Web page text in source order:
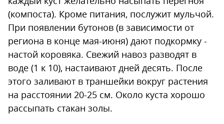
(компоста). Кроме питания, послужит мульчой.
При появлении бутонов (в зависимости от
региона в конце мая-июня) дают подкормку -
настой коровяка. Свежий навоз разводят в
воде (1 к 10), настаивают дней десять. После
этого заливают в траншейки вокруг растения
на расстоянии 20-25 см. Около куста хорошо
рассыпать стакан золы.